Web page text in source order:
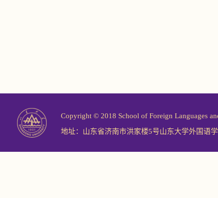
Copyright © 2018 School of Foreign Languages
地址：山东省济南市洪家楼5号山东大学外国语